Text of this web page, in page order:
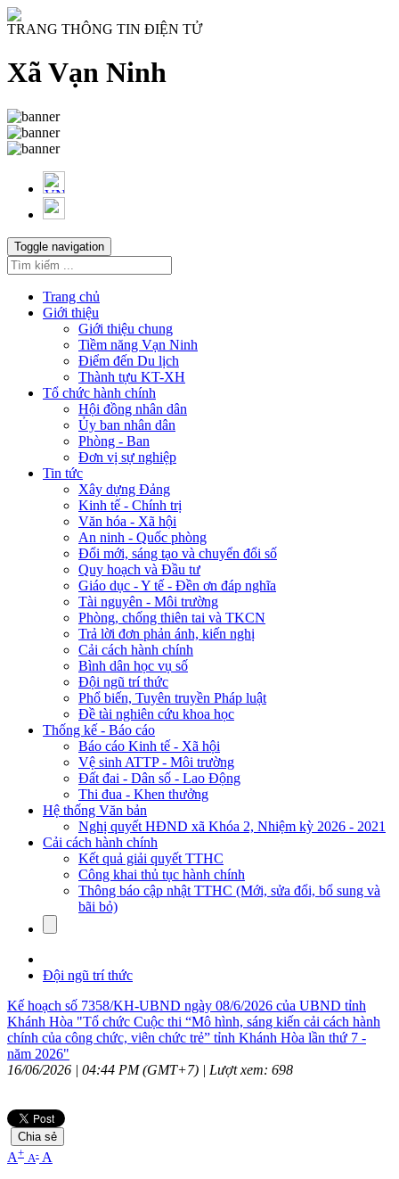
TRANG THÔNG TIN ĐIỆN TỬ
Xã Vạn Ninh
Toggle navigation
Trang chủ
Giới thiệu
Giới thiệu chung
Tiềm năng Vạn Ninh
Điểm đến Du lịch
Thành tựu KT-XH
Tổ chức hành chính
Hội đồng nhân dân
Ủy ban nhân dân
Phòng - Ban
Đơn vị sự nghiệp
Tin tức
Xây dựng Đảng
Kinh tế - Chính trị
Văn hóa - Xã hội
An ninh - Quốc phòng
Đổi mới, sáng tạo và chuyển đổi số
Quy hoạch và Đầu tư
Giáo dục - Y tế - Đền ơn đáp nghĩa
Tài nguyên - Môi trường
Phòng, chống thiên tai và TKCN
Trả lời đơn phản ánh, kiến nghị
Cải cách hành chính
Bình dân học vụ số
Đội ngũ trí thức
Phổ biến, Tuyên truyền Pháp luật
Đề tài nghiên cứu khoa học
Thống kế - Báo cáo
Báo cáo Kinh tế - Xã hội
Vệ sinh ATTP - Môi trường
Đất đai - Dân số - Lao Động
Thi đua - Khen thưởng
Hệ thống Văn bản
Nghị quyết HĐND xã Khóa 2, Nhiệm kỳ 2026 - 2021
Cải cách hành chính
Kết quả giải quyết TTHC
Công khai thủ tục hành chính
Thông báo cập nhật TTHC (Mới, sửa đổi, bổ sung và
bãi bỏ)
Đội ngũ trí thức
Kế hoạch số 7358/KH-UBND ngày 08/6/2026 của UBND tỉnh
Khánh Hòa "Tổ chức Cuộc thi “Mô hình, sáng kiến cải cách hành
chính của công chức, viên chức trẻ” tỉnh Khánh Hòa lần thứ 7 -
năm 2026"
16/06/2026 | 04:44 PM (GMT+7) | Lượt xem: 698
Chia sẻ
A+ A- A